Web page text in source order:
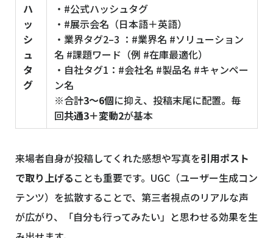
ハ
ッ
シ
ュ
タ
グ
・#公式ハッシュタグ
・#展示会名（日本語＋英語）
・業界タグ2–3 ：#業界名 #ソリューション
名 #課題ワード（例 #在庫最適化）
・自社タグ1：#会社名 #製品名 #キャンペー
ン名
※合計3〜6個に抑え、投稿末尾に配置。毎
回共通3＋変動2が基本
来場者自身が投稿してくれた感想や写真を引用ポスト
で取り上げることも重要です。UGC（ユーザー生成コン
テンツ）を拡散することで、第三者視点のリアルな声
が広がり、「自分も行ってみたい」と思わせる効果を生